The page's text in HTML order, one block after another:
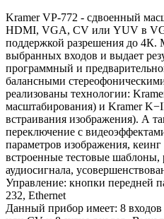
Kramer VP-772 - cдвоенный
HDMI, VGA, CV или YUV в
поддержкой разрешения до 4К.
выбранных входов и выдает
программный и
балансными
реализованы технологии:
масштабирования) и Kramer
встраивания изображения). А
переключение с
параметров изображения, кеинг
встроенные тестовые шаблоны,
аудиосигнала,
Управление: кнопки передней
232, Ethernet
Данный прибор имеет: 8